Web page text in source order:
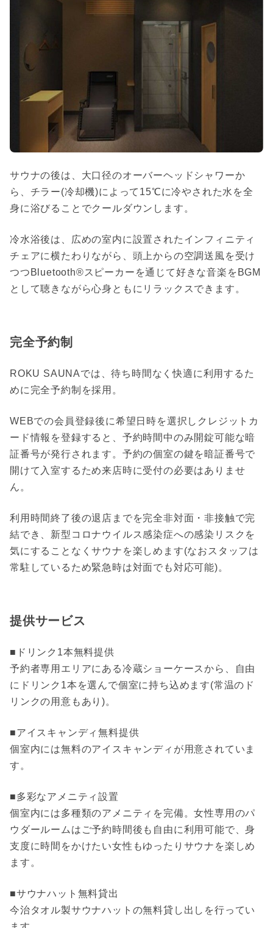
サウナの後は、大口径のオーバーヘッドシャワーか
ら、チラー(冷却機)によって15℃に冷やされた水を全
身に浴びることでクールダウンします。
冷水浴後は、広めの室内に設置されたインフィニティ
チェアに横たわりながら、頭上からの空調送風を受け
つつBluetooth®スピーカーを通じて好きな音楽をBGM
として聴きながら心身ともにリラックスできます。
完全予約制
ROKU SAUNAでは、待ち時間なく快適に利用するた
めに完全予約制を採用。
WEBでの会員登録後に希望日時を選択しクレジットカ
ード情報を登録すると、予約時間中のみ開錠可能な暗
証番号が発行されます。予約の個室の鍵を暗証番号で
開けて入室するため来店時に受付の必要はありませ
ん。
利用時間終了後の退店までを完全非対面・非接触で完
結でき、新型コロナウイルス感染症への感染リスクを
気にすることなくサウナを楽しめます(なおスタッフは
常駐しているため緊急時は対面でも対応可能)。
提供サービス
■ドリンク1本無料提供
予約者専用エリアにある冷蔵ショーケースから、自由
にドリンク1本を選んで個室に持ち込めます(常温のド
リンクの用意もあり)。
■アイスキャンディ無料提供
個室内には無料のアイスキャンディが用意されていま
す。
■多彩なアメニティ設置
個室内には多種類のアメニティを完備。女性専用のパ
ウダールームはご予約時間後も自由に利用可能で、身
支度に時間をかけたい女性もゆったりサウナを楽しめ
ます。
■サウナハット無料貸出
今治タオル製サウナハットの無料貸し出しを行ってい